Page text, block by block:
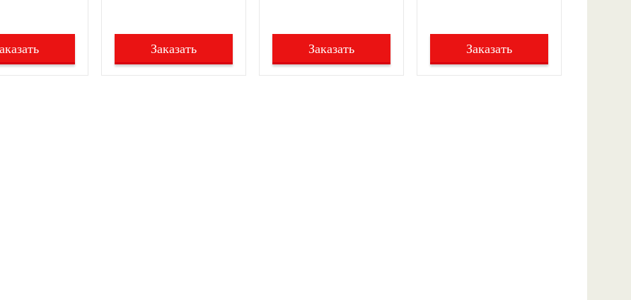
Заказать Заказать Заказать